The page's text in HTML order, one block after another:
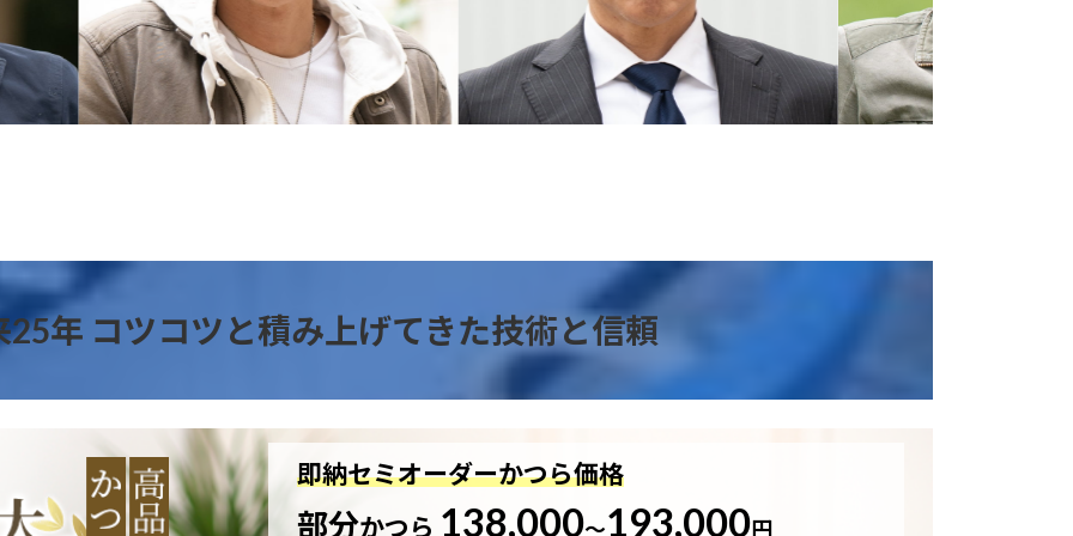
25年 コツコツと積み上げてきた技術と信頼
即納セミオーダーかつら価格
部分かつら 138,000～193,000円